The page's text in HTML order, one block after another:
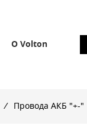
О Volton
/ Провода АКБ "+-"